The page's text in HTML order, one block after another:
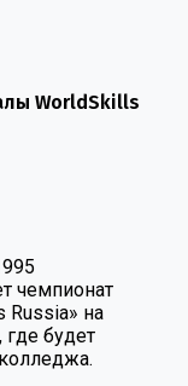
WorldSkills
чемпионат
на
где будет